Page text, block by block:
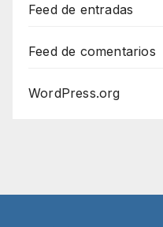
Feed de entradas
Feed de comentarios
WordPress.org